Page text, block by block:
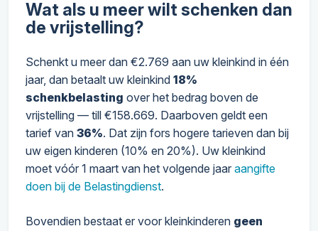
Wat als u meer wilt schenken dan
de vrijstelling?
Schenkt u meer dan €2.769 aan uw kleinkind in één
jaar, dan betaalt uw kleinkind 18%
schenkbelasting over het bedrag boven de
vrijstelling — till €158.669. Daarboven geldt een
tarief van 36%. Dat zijn fors hogere tarieven dan bij
uw eigen kinderen (10% en 20%). Uw kleinkind
moet vóór 1 maart van het volgende jaar aangifte
doen bij de Belastingdienst.
Bovendien bestaat er voor kleinkinderen geen